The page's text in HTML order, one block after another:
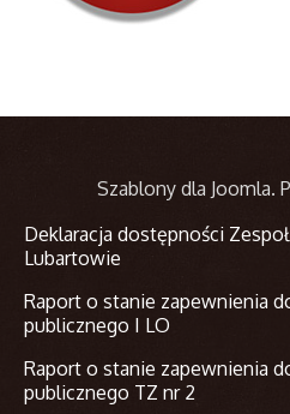
Szablony dla Joomla.
Deklaracja dostępności
Lubartowie
Raport o stanie zapewnienia
publicznego I LO
Raport o stanie zapewnienia
publicznego TZ nr 2